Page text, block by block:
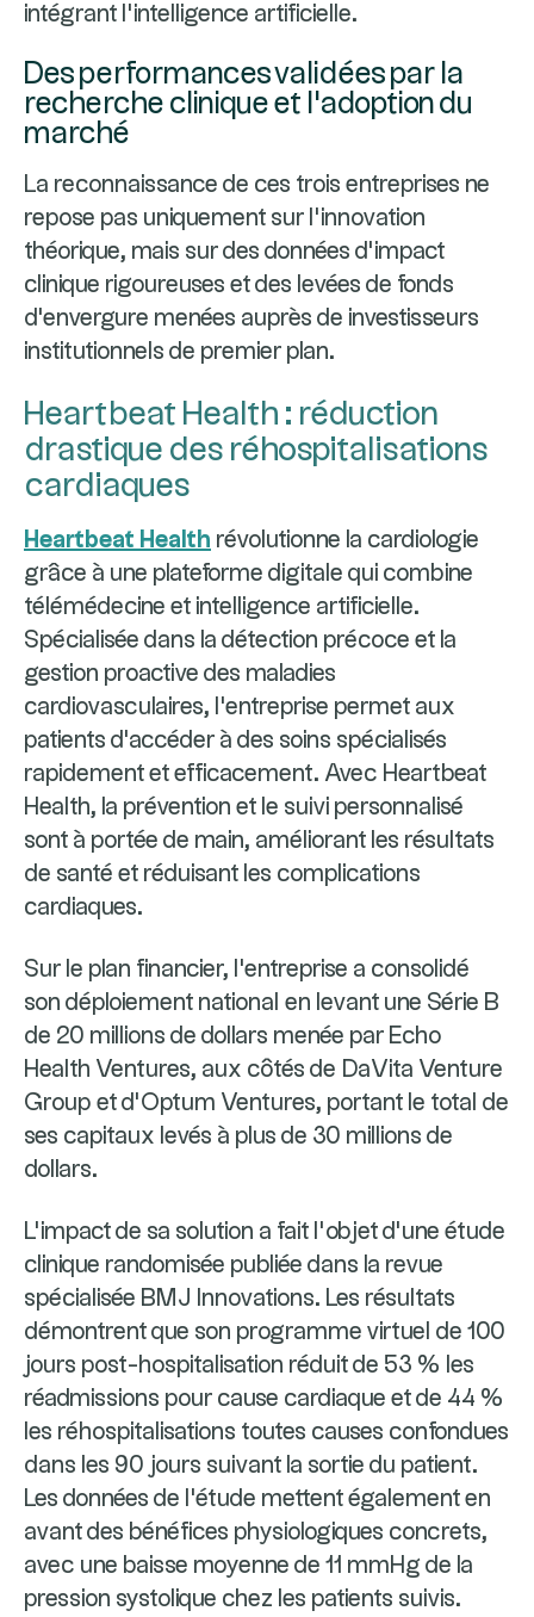
intégrant l'intelligence artificielle.
Des performances validées par la
recherche clinique et l'adoption du
marché
La reconnaissance de ces trois entreprises ne
repose pas uniquement sur l'innovation
théorique, mais sur des données d'impact
clinique rigoureuses et des levées de fonds
d'envergure menées auprès de investisseurs
institutionnels de premier plan.
Heartbeat Health : réduction
drastique des réhospitalisations
cardiaques
Heartbeat Health révolutionne la cardiologie
grâce à une plateforme digitale qui combine
télémédecine et intelligence artificielle.
Spécialisée dans la détection précoce et la
gestion proactive des maladies
cardiovasculaires, l'entreprise permet aux
patients d'accéder à des soins spécialisés
rapidement et efficacement. Avec Heartbeat
Health, la prévention et le suivi personnalisé
sont à portée de main, améliorant les résultats
de santé et réduisant les complications
cardiaques.
Sur le plan financier, l'entreprise a consolidé
son déploiement national en levant une Série B
de 20 millions de dollars menée par Echo
Health Ventures, aux côtés de DaVita Venture
Group et d'Optum Ventures, portant le total de
ses capitaux levés à plus de 30 millions de
dollars.
L'impact de sa solution a fait l'objet d'une étude
clinique randomisée publiée dans la revue
spécialisée BMJ Innovations. Les résultats
démontrent que son programme virtuel de 100
jours post-hospitalisation réduit de 53 % les
réadmissions pour cause cardiaque et de 44 %
les réhospitalisations toutes causes confondues
dans les 90 jours suivant la sortie du patient.
Les données de l'étude mettent également en
avant des bénéfices physiologiques concrets,
avec une baisse moyenne de 11 mmHg de la
pression systolique chez les patients suivis.